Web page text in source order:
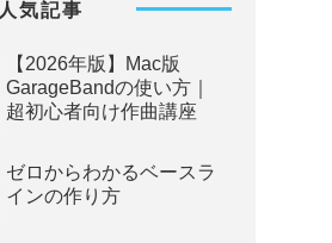
人気記事
【2026年版】Mac版
GarageBandの使い方｜
超初心者向け作曲講座
ゼロからわかるベースラ
インの作り方